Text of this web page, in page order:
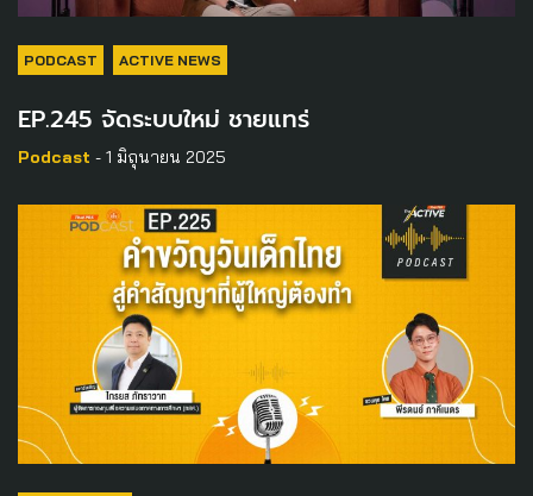
PODCAST ACTIVE NEWS
EP.245 จัดระบบใหม่ ชายแทร่
Podcast - 1 มิถุนายน 2025